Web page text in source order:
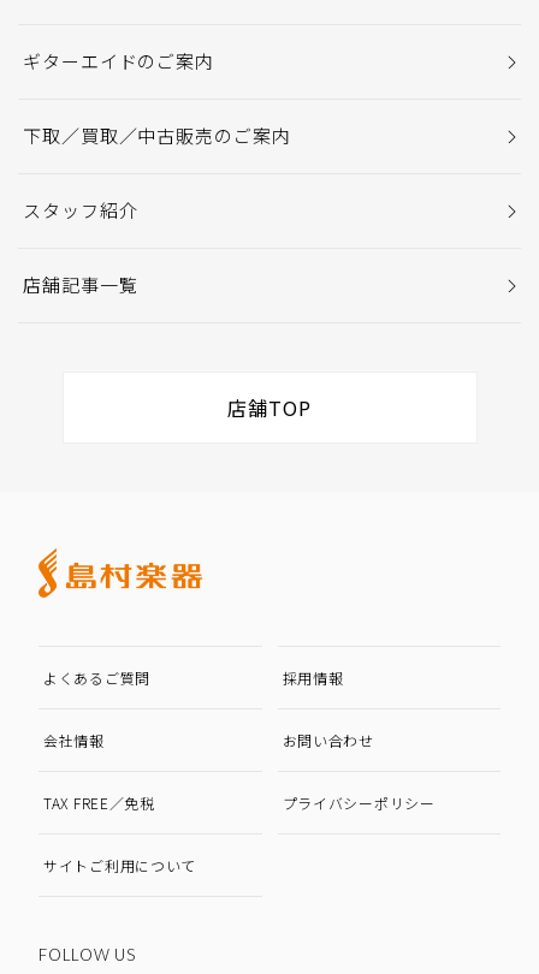
ギターエイドのご案内
下取／買取／中古販売のご案内
スタッフ紹介
店舗記事一覧
店舗TOP
よくあるご質問 採用情報
会社情報 お問い合わせ
TAX FREE／免税 プライバシーポリシー
サイトご利用について
FOLLOW US